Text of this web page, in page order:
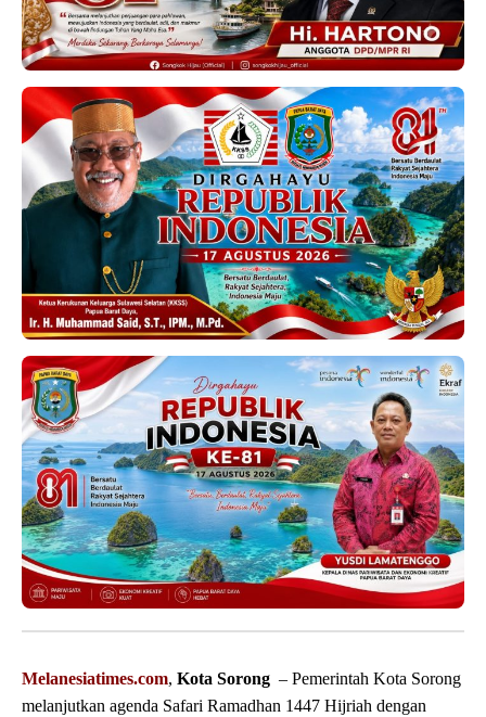
Melanesiatimes.com, Kota Sorong – Pemerintah Kota Sorong
melanjutkan agenda Safari Ramadhan 1447 Hijriah dengan